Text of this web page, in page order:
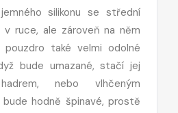
silikonu se střední
v ruce, ale zároveň na něm
také velmi odolné
bude umazané, stačí jej
nebo vlhčeným
bude hodně špinavé, prostě